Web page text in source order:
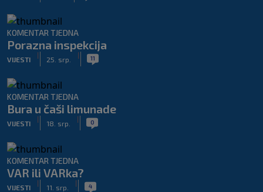
KOMENTAR TJEDNA
Porazna inspekcija
VIJESTI
|
25. srp.
| 11
KOMENTAR TJEDNA
Bura u čaši limunade
VIJESTI
|
18. srp.
| 0
KOMENTAR TJEDNA
VAR ili VARka?
VIJESTI
|
11. srp.
| 4